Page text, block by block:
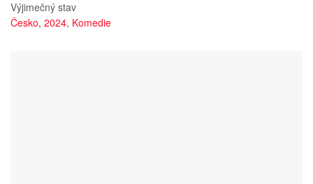
Výjimečný stav
Česko, 2024, Komedie